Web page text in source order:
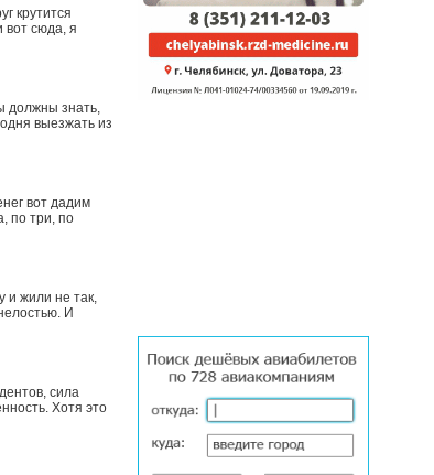
крутится
вот сюда, я
должны знать,
выезжать из
вот дадим
по три, по
и жили не так,
И
сила
Хотя это